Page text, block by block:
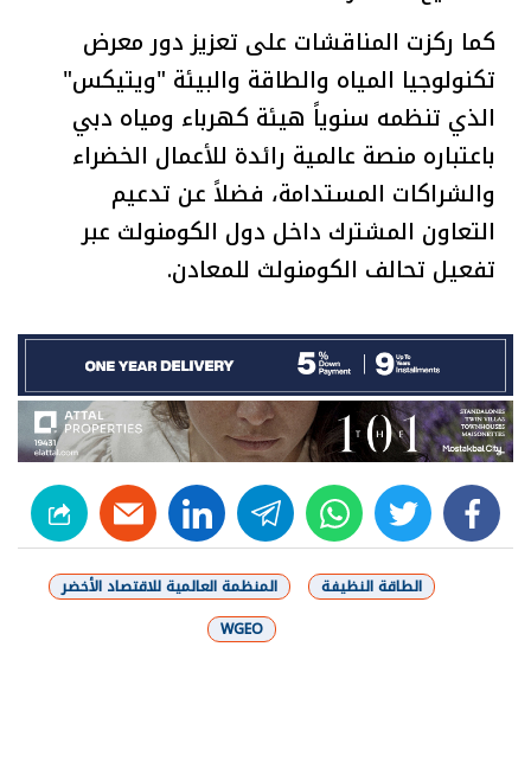
كما ركزت المناقشات على تعزيز دور معرض
تكنولوجيا المياه والطاقة والبيئة "ويتيكس"
الذي تنظمه سنوياً هيئة كهرباء ومياه دبي
باعتباره منصة عالمية رائدة للأعمال الخضراء
والشراكات المستدامة، فضلاً عن تدعيم
التعاون المشترك داخل دول الكومنولث عبر
تفعيل تحالف الكومنولث للمعادن.
facebook
twitter
whats
telegram
linkedin
الطاقة النظيفة
المنظمة العالمية للاقتصاد الأخضر
WGEO